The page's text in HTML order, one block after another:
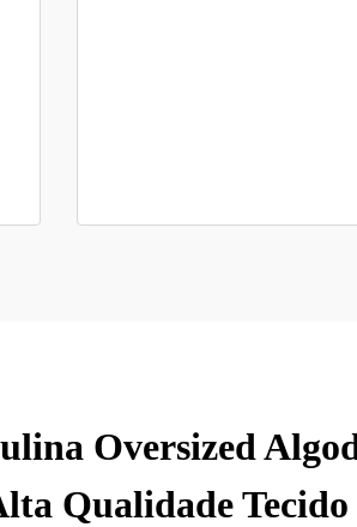
Oversized
Qualidade